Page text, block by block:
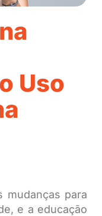
Uso
mudanças para
e a educação